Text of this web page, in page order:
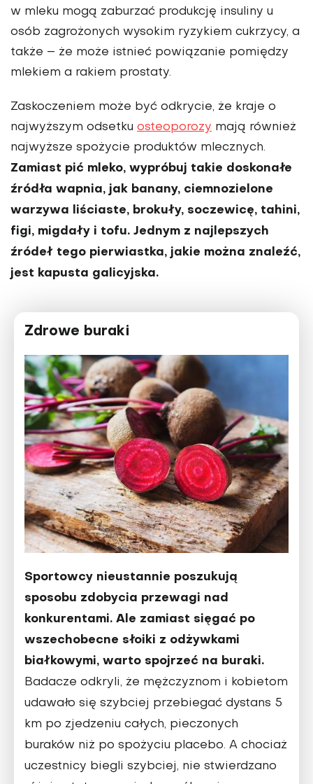
w mleku mogą zaburzać produkcję insuliny u
osób zagrożonych wysokim ryzykiem cukrzycy, a
także – że może istnieć powiązanie pomiędzy
mlekiem a rakiem prostaty.
Zaskoczeniem może być odkrycie, że kraje o
naj­wyższym odsetku osteoporozy mają również
najwyższe spoży­cie produktów mlecznych.
Zamiast pić mleko, wypróbuj takie doskonałe
źródła wapnia, jak banany, ciemnozielone
warzywa liściaste, brokuły, soczewicę, tahini,
figi, migdały i tofu. Jednym z najlepszych
źródeł tego pierwiastka, jakie można znaleźć,
jest kapusta galicyjska.
Zdrowe buraki
Sportowcy nieustannie poszukują
sposobu zdobycia przewagi nad
konkuren­tami. Ale zamiast sięgać po
wszechobecne słoiki z odżywkami
białkowymi, warto spojrzeć na buraki.
Badacze odkryli, że mężczyznom i kobietom
udawało się szybciej przebiegać dystans 5
km po zjedzeniu całych, pieczonych
buraków niż po spożyciu placebo. A chociaż
uczestnicy biegli szybciej, nie stwierdzano